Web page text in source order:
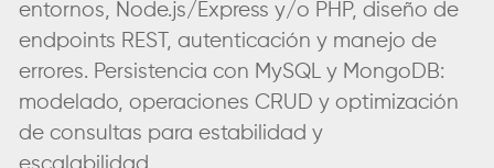
entornos, Node.js/Express y/o PHP, diseño de
endpoints REST, autenticación y manejo de
errores. Persistencia con MySQL y MongoDB:
modelado, operaciones CRUD y optimización
de consultas para estabilidad y